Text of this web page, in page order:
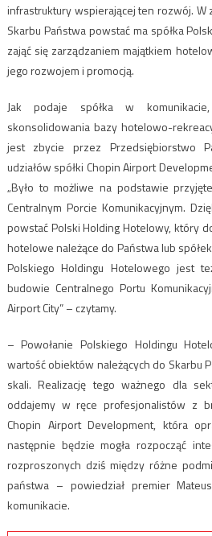
infrastruktury wspierającej ten rozwój. W
Skarbu Państwa powstać ma spółka
zająć się zarządzaniem majątkiem
jego rozwojem i promocją.
Jak podaje spółka w
skonsolidowania bazy hotelowo-
jest zbycie przez Przedsiębiorstwo
udziałów spółki Chopin Airport
„Było to możliwe na podstawie
Centralnym Porcie Komunikacyjnym.
powstać Polski Holding Hotelowy, który
hotelowe należące do Państwa lub
Polskiego Holdingu Hotelowego jest
budowie Centralnego Portu
Airport City” – czytamy.
– Powołanie Polskiego Holdingu
wartość obiektów należących do Skarbu
skali. Realizację tego ważnego dla
oddajemy w ręce profesjonalistów z
Chopin Airport Development, która
następnie będzie mogła rozpocząć
rozproszonych dziś między różne
państwa – powiedział premier
komunikacie.